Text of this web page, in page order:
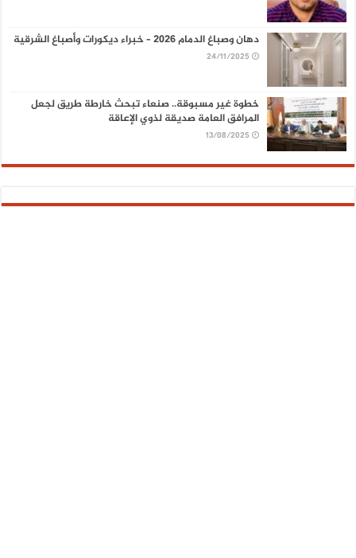
دهان وصباغ الدمام 2026 – خبراء ديكورات وأصباغ الشرقية
24/11/2025
خطوة غير مسبوقة.. صنعاء تبحث خارطة طريق لجعل
المرافق العامة صديقة لذوي الإعاقة
13/08/2025